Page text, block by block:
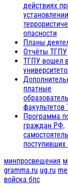
действиях
опасности
Планы
Отчёты ТГПУ
ТГПУ вошел
платные
факультетов
Программа
граждан РФ,
минпросвещения
gramma.ru ug.ru
войска бпс